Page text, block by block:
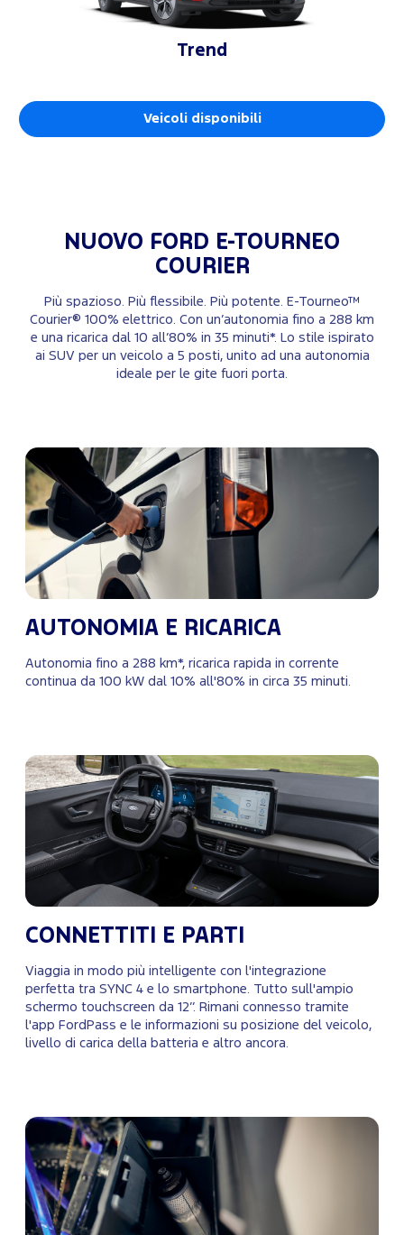
Trend
Veicoli disponibili
NUOVO FORD E-TOURNEO
COURIER
Più spazioso. Più flessibile. Più potente. E‑Tourneo™
Courier® 100% elettrico. Con un’autonomia fino a 288 km
e una ricarica dal 10 all’80% in 35 minuti*. Lo stile ispirato
ai SUV per un veicolo a 5 posti, unito ad una autonomia
ideale per le gite fuori porta.
AUTONOMIA E RICARICA
Autonomia fino a 288 km*, ricarica rapida in corrente
continua da 100 kW dal 10% all'80% in circa 35 minuti.
CONNETTITI E PARTI
Viaggia in modo più intelligente con l'integrazione
perfetta tra SYNC 4 e lo smartphone. Tutto sull'ampio
schermo touchscreen da 12’’. Rimani connesso tramite
l'app FordPass e le informazioni su posizione del veicolo,
livello di carica della batteria e altro ancora.